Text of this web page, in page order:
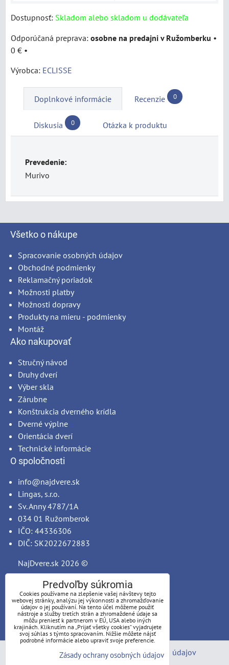
Dostupnosť: Skladom alebo skladom u dodávateľa
osobne na predajni v Ružomberku •
0 € •
Výrobca: ECLISSE
Doplnkové informácie Recenzie 0
Diskusia 0 Otázka k produktu
Prevedenie:
Murivo
Všetko o nákupe
Spracovanie osobných údajov
Obchodné podmienky
Reklamačný poriadok
Možnosti platby
Možnosti dopravy
Produkty na mieru - podmienky
Montáž
Ako nakupovať
Stručný návod
Druhy dverí
Výber skla
Zárubne
Konštrukcia dverného krídla
Dverné výplne
Orientácia dverí
Technické informácie
O spoločnosti
info@najdvere.sk
Lingas, s.r.o.
Sv. Anny 4787/1A
034 01 Ružomberok
IČO: 44336306
DIČ: SK2022672883
NajDvere.sk 2026 ©
Predvoľby súkromia
Zásady ochrany osobných údajov
Predvoľby súkromia
Cookies používame na zlepšenie vašej návštevy tejto
webovej stránky, analýzu jej výkonnosti a zhromažďovanie
údajov o jej používaní. Na tento účel môžeme použiť
nástroje a služby tretích strán a zhromaždené údaje sa
môžu preniesť k partnerom v EÚ, USA alebo iných
krajinách. Kliknutím na „Prijať všetky cookies“ vyjadrujete
svoj súhlas s týmto spracovaním. Nižšie môžete nájsť
podrobné informácie alebo upraviť svoje preferencie.
Zásady ochrany osobných údajov